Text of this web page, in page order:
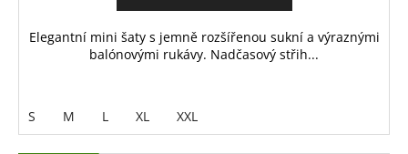
Elegantní mini šaty s jemně rozšířenou sukní a výraznými
balónovými rukávy. Nadčasový střih...
S M L XL XXL